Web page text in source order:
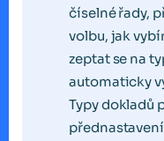
číselné řady,
volbu, jak
zeptat se na
automaticky
Typy dokladů